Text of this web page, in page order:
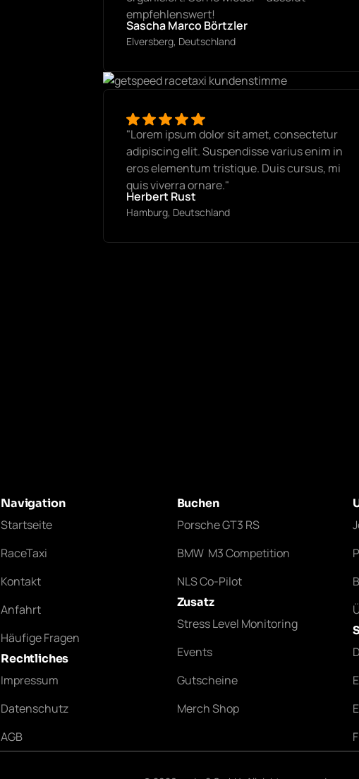
empfehlenswert!
Sascha Marco Börtzler
Elversberg, Deutschland
"Lorem ipsum dolor sit amet, consectetur
adipiscing elit. Suspendisse varius enim in
eros elementum tristique. Duis cursus, mi
quis viverra ornare."
Herbert Rust
Hamburg, Deutschland
Navigation
Startseite
RaceTaxi
Kontakt
Anfahrt
Häufige Fragen
Rechtliches
Impressum
Datenschutz
AGB
Buchen
Porsche GT3 RS
BMW M3 Competition
NLS Co-Pilot
Zusatz
Stress Level Monitoring
Events
Gutscheine
Merch Shop